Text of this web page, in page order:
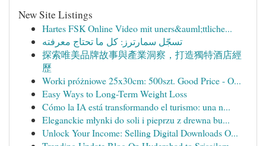
New Site Listings
Hartes FSK Online Video mit uners&auml;ttliche...
تسجّل سمارترز: كل ما تحتاج معرفته
探索唯美品牌故事與產業洞察，打造獨特酒店經
歷
Worki próżniowe 25x30cm: 500szt. Good Price - O...
Easy Ways to Long-Term Weight Loss
Cómo la IA está transformando el turismo: una n...
Eleganckie młynki do soli i pieprzu z drewna bu...
Unlock Your Income: Selling Digital Downloads O...